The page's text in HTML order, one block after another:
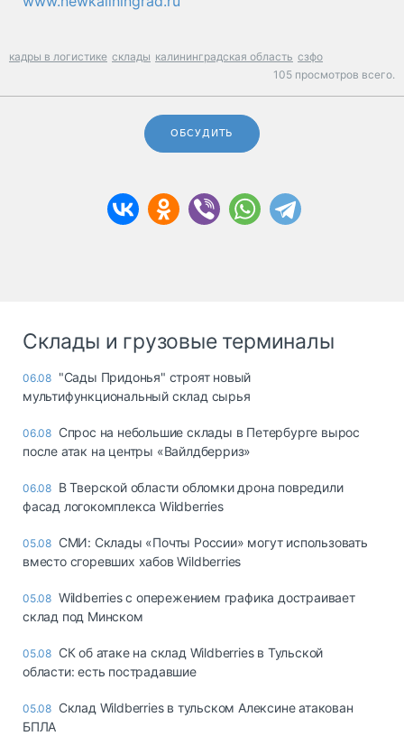
кадры в логистике склады калининградская область сзфо
105 просмотров всего.
ОБСУДИТЬ
Склады и грузовые терминалы
06.08 "Сады Придонья" строят новый
мультифункциональный склад сырья
06.08 Спрос на небольшие склады в Петербурге вырос
после атак на центры «Вайлдберриз»
06.08 В Тверской области обломки дрона повредили
фасад логокомплекса Wildberries
05.08 СМИ: Склады «Почты России» могут использовать
вместо сгоревших хабов Wildberries
05.08 Wildberries с опережением графика достраивает
склад под Минском
05.08 СК об атаке на склад Wildberries в Тульской
области: есть пострадавшие
05.08 Склад Wildberries в тульском Алексине атакован
БПЛА